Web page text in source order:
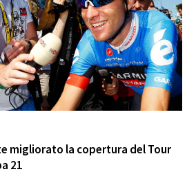
migliorato la copertura del Tour
21